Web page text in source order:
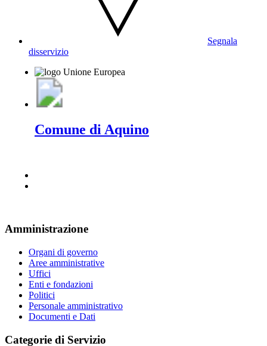
Segnala
disservizio
Comune di Aquino
Amministrazione
Organi di governo
Aree amministrative
Uffici
Enti e fondazioni
Politici
Personale amministrativo
Documenti e Dati
Categorie di Servizio